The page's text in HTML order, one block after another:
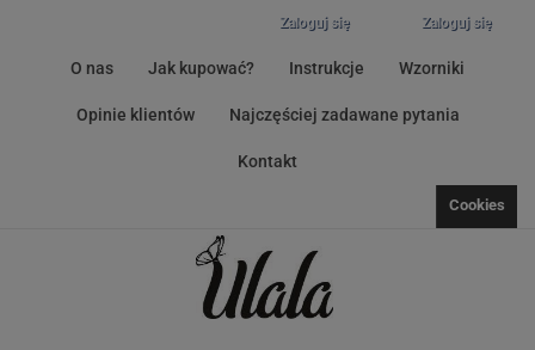
Zaloguj się
Zaloguj się
O nas Jak kupować? Instrukcje Wzorniki
Opinie klientów Najczęściej zadawane pytania
Kontakt
Cookies